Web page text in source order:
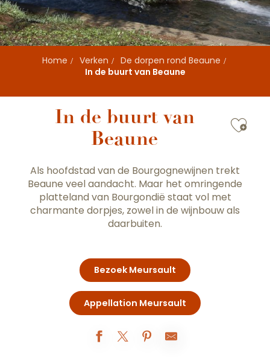
Home Verken
De dorpen rond Beaune
In de buurt van Beaune
In de buurt van
Beaune
Als hoofdstad van de Bourgognewijnen trekt
Beaune veel aandacht. Maar het omringende
platteland van Bourgondië staat vol met
charmante dorpjes, zowel in de wijnbouw als
daarbuiten.
Bezoek Meursault
Appellation Meursault